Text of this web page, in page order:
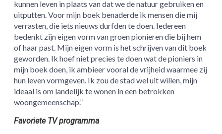
kunnen leven in plaats van dat we de natuur gebruiken en
uitputten. Voor mijn boek benaderde ik mensen die mij
verrasten, die iets nieuws durfden te doen. Iedereen
bedenkt zijn eigen vorm van groen pionieren die bij hem
of haar past. Mijn eigen vorm is het schrijven van dit boek
geworden. Ik hoef niet precies te doen wat de pioniers in
mijn boek doen, ik ambieer vooral de vrijheid waarmee zij
hun leven vormgeven. Ik zou de stad wel uit willen, mijn
ideaal is om landelijk te wonen in een betrokken
woongemeenschap.”
Favoriete TV programma